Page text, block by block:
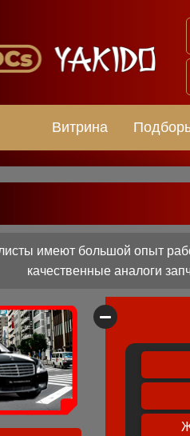
Витрина
имеют большой опыт
качественные аналоги